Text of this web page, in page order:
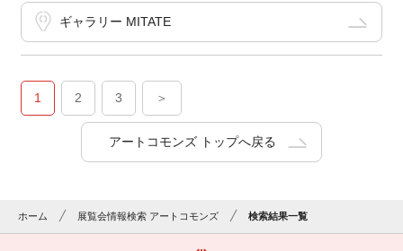
ギャラリー MITATE
1 2 3 ＞
アートコモンズ トップへ戻る
ホーム 展覧会情報検索 アートコモンズ 検索結果一覧